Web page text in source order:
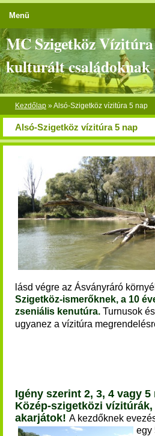
MC Szigetköz
kulturált családoknak
Kezdőlap »Alsó-Szigetköz vízitúra 5 nap
Alsó-Szigetköz vízitúra 5 nap
lásd végre az Ásványráró
Szigetköz-ismerőknek, a 10
zseniális kenutúra. Turnusok
ugyanez a vízitúra
Igény szerint 2, 3, 4 vagy
Közép-szigetközi
akarjátok! A kezdőknek
egy
Menü